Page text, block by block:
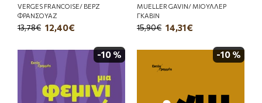
VERGES FRANCOISE/ ΒΕΡΖ
ΦΡΑΝΣΟΥΑΖ
12,40€
13,78€
MUELLER GAVIN/ ΜΙΟΥΛΛΕΡ
ΓΚΑΒΙΝ
14,31€
15,90€
-10 % -10 %